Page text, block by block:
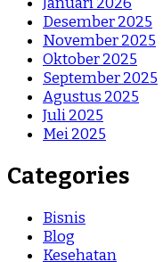
Desember 2025
November 2025
Oktober 2025
September 2025
Agustus 2025
Juli 2025
Mei 2025
Categories
Bisnis
Blog
Kesehatan